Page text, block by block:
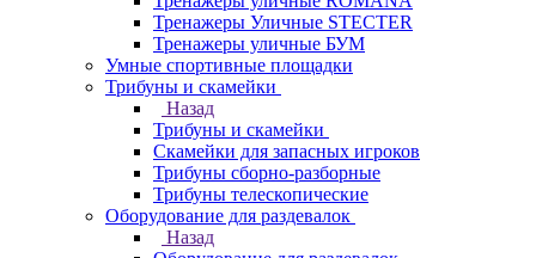
Тренажеры Уличные STECTER
Тренажеры уличные БУМ
Умные спортивные площадки
Трибуны и скамейки
Назад
Трибуны и скамейки
Скамейки для запасных игроков
Трибуны сборно-разборные
Трибуны телескопические
Оборудование для раздевалок
Назад